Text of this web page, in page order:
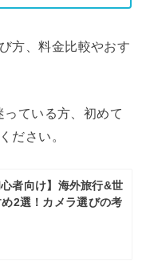
方、料金比較やおす
ている方、初めて
ださい。
心者向け】海外旅行&世
2選！カメラ選びの考